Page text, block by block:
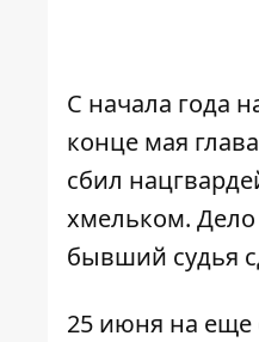
С начала года
конце мая
сбил
хмельком. Дело
бывший судья
25 июня на еще